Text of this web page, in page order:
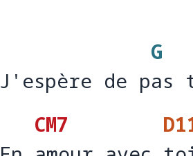
J'espère de p
G
as
J'espère de pas
CM7